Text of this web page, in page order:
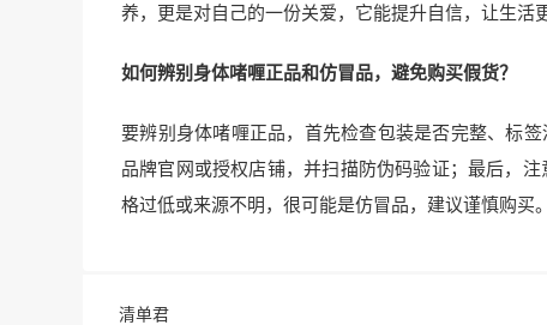
养，更是对自己的一份关爱，它能提升自信，让生活
如何辨别身体啫喱正品和仿冒品，避免购买假货？
要辨别身体啫喱正品，首先检查包装是否完整、标
品牌官网或授权店铺，并扫描防伪码验证；最后，
格过低或来源不明，很可能是仿冒品，建议谨慎购买。
清单君